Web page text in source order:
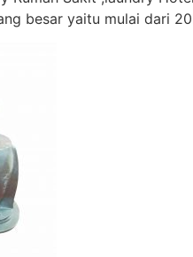
besar yaitu mulai dari